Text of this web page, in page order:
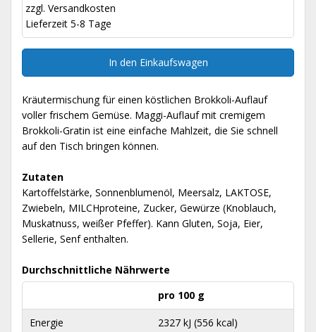
zzgl. Versandkosten
Lieferzeit 5-8 Tage
In den Einkaufswagen
Kräutermischung für einen köstlichen Brokkoli-Auflauf
voller frischem Gemüse. Maggi-Auflauf mit cremigem
Brokkoli-Gratin ist eine einfache Mahlzeit, die Sie schnell
auf den Tisch bringen können.
Zutaten
Kartoffelstärke, Sonnenblumenöl, Meersalz, LAKTOSE,
Zwiebeln, MILCHproteine, Zucker, Gewürze (Knoblauch,
Muskatnuss, weißer Pfeffer). Kann Gluten, Soja, Eier,
Sellerie, Senf enthalten.
Durchschnittliche Nährwerte
pro 100 g
Energie 2327 kJ (556 kcal)